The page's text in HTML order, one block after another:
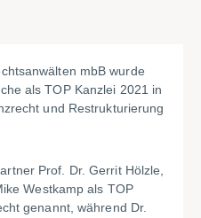
mbB wurde
als TOP Kanzlei 2021 in
und Restrukturierung
Prof. Dr. Gerrit Hölzle,
Westkamp als TOP
genannt, während Dr.